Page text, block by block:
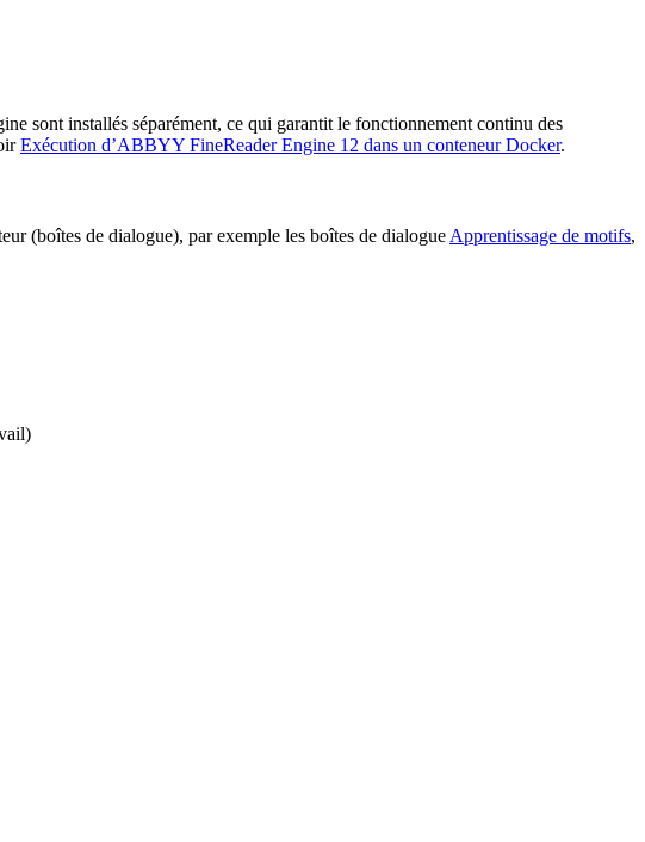
sont installés séparément, ce qui garantit le fonctionnement continu des
Exécution d’ABBYY FineReader Engine 12 dans un conteneur Docker.
(boîtes de dialogue), par exemple les boîtes de dialogue Apprentissage de motifs,